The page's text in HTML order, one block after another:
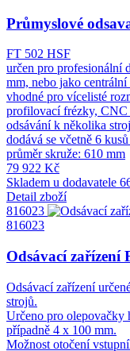
Průmyslové
FT 502 HSF
určen pro profesionální
mm, nebo jako
vhodné pro vícelisté
profilovací frézky, CNC
odsávání k několika
dodává se včetně 6
průměr skruže: 610 mm
79 922 Kč
Skladem u dodavatele
Detail zboží
816023
816023
Odsávací zařízení
Odsávací zařízení
strojů.
Určeno pro olepovačky
případně 4 x 100 mm.
Možnost otočení